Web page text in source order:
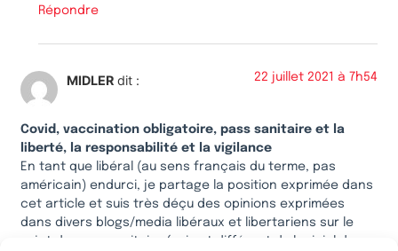
Répondre
MIDLER dit : 22 juillet 2021 à 7h54
Covid, vaccination obligatoire, pass sanitaire et la
liberté, la responsabilité et la vigilance
En tant que libéral (au sens français du terme, pas
américain) endurci, je partage la position exprimée dans
cet article et suis très déçu des opinions exprimées
dans divers blogs/media libéraux et libertariens sur le
sujet du pass sanitaire (qui est différent du logiciel de